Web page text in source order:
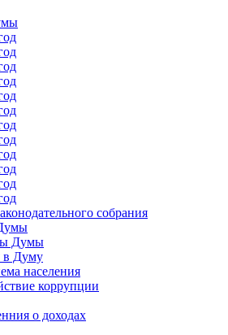
собрания
Думы
в Думу
населения
коррупции
о доходах